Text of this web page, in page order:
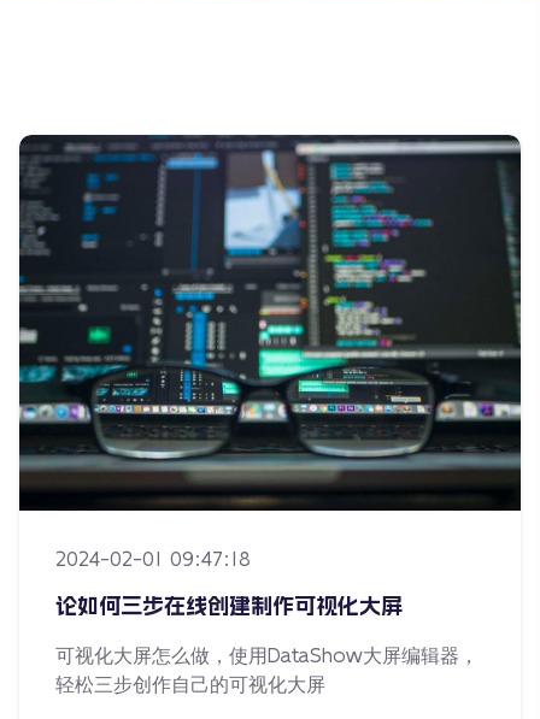
2024-02-01 09:47:18
论如何三步在线创建制作可视化大屏
可视化大屏怎么做，使用DataShow大屏编辑器，
轻松三步创作自己的可视化大屏